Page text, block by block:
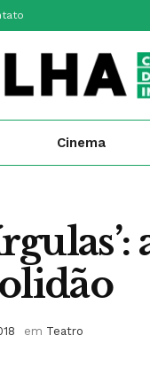
Cinema
em Teatro